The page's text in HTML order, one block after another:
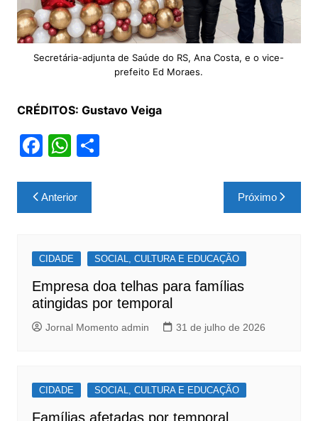
Secretária-adjunta de Saúde do RS, Ana Costa, e o vice-
prefeito Ed Moraes.
CRÉDITOS: Gustavo Veiga
F
c
e
o
o
k
W
at
s
p
p
S
Navegação
de
Anterior Próximo
CIDADE SOCIAL, CULTURA E EDUCAÇÃO
Empresa doa telhas para famílias
atingidas por temporal
Jornal Momento admin 31 de julho de 2026
CIDADE SOCIAL, CULTURA E EDUCAÇÃO
Famílias afetadas por temporal